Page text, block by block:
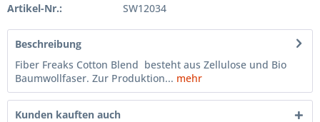
Artikel-Nr.: SW12034
Beschreibung
Fiber Freaks Cotton Blend besteht aus Zellulose und Bio
Baumwollfaser. Zur Produktion... mehr
Kunden kauften auch